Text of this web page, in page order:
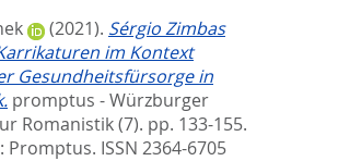
(2021). Sérgio Zimbas
im Kontext
Gesundheitsfürsorge in
promptus - Würzburger
Romanistik (7). pp. 133-155.
Promptus. ISSN 2364-6705